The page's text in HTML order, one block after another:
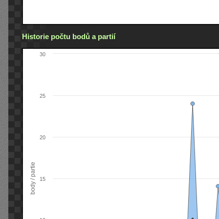
Historie počtu bodů a partií
body / partie
20
15
25
30